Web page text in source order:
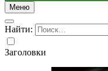
Меню
Найти:
Заголовки